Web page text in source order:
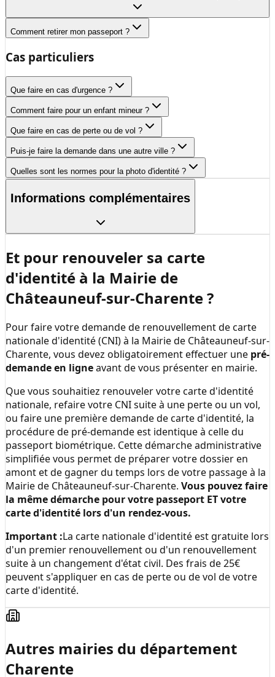
Comment retirer mon passeport ?
Cas particuliers
Que faire en cas d'urgence ?
Comment faire pour un enfant mineur ?
Que faire en cas de perte ou de vol ?
Puis-je faire la demande dans une autre ville ?
Quelles sont les normes pour la photo d'identité ?
Informations complémentaires
Et pour renouveler sa carte
d'identité à la Mairie de
Châteauneuf-sur-Charente?
Pour faire votre demande de renouvellement de carte
nationale d'identité (CNI) à la Mairie de Châteauneuf-sur-
Charente, vous devez obligatoirement effectuer une pré-
demande en ligneavant de vous présenter en mairie.
Que vous souhaitiez renouveler votre carte d'identité
nationale, refaire votre CNI suite à une perte ou un vol,
ou faire une première demande de carte d'identité, la
procédure de pré-demande est identique à celle du
passeport biométrique. Cette démarche administrative
simplifiée vous permet de préparer votre dossier en
amont et de gagner du temps lors de votre passage à la
Mairie de Châteauneuf-sur-Charente. Vous pouvez faire
la même démarche pour votre passeport ET votre
carte d'identité lors d'un rendez-vous.
Important :La carte nationale d'identité est gratuite lors
d'un premier renouvellement ou d'un renouvellement
suite à un changement d'état civil. Des frais de 25€
peuvent s'appliquer en cas de perte ou de vol de votre
carte d'identité.
Autres mairies du département
Charente